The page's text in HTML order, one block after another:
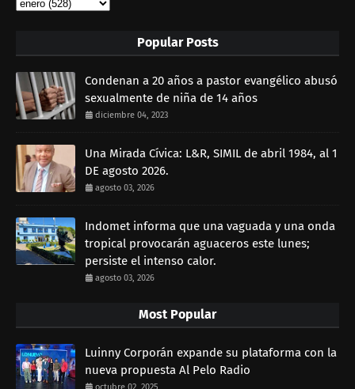
Popular Posts
Condenan a 20 años a pastor evangélico abusó
sexualmente de niña de 14 años
diciembre 04, 2023
Una Mirada Cívica: L&R, SIMIL de abril 1984, al 1
DE agosto 2026.
agosto 03, 2026
Indomet informa que una vaguada y una onda
tropical provocarán aguaceros este lunes;
persiste el intenso calor.
agosto 03, 2026
Most Popular
Luinny Corporán expande su plataforma con la
nueva propuesta Al Pelo Radio
octubre 02, 2025